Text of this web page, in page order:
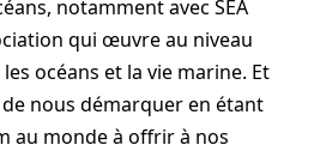
notamment avec SEA
qui œuvre au niveau
océans et la vie marine. Et
nous démarquer en étant
au monde à offrir à nos